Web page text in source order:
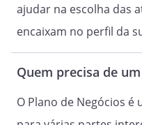
ajudar na escolha das
encaixam no perfil da
Quem precisa de
O Plano de Negócios